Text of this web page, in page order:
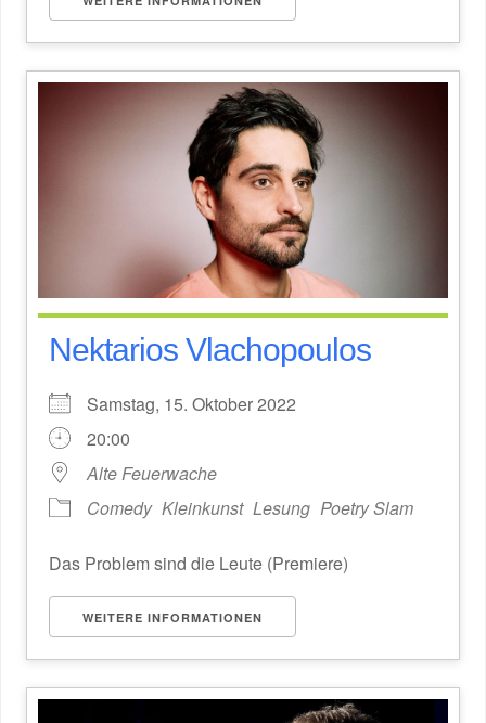
Nektarios Vlachopoulos
Samstag, 15. Oktober 2022
20:00
Alte Feuerwache
Comedy Kleinkunst Lesung Poetry Slam
Das Problem sind die Leute (Premiere)
WEITERE INFORMATIONEN